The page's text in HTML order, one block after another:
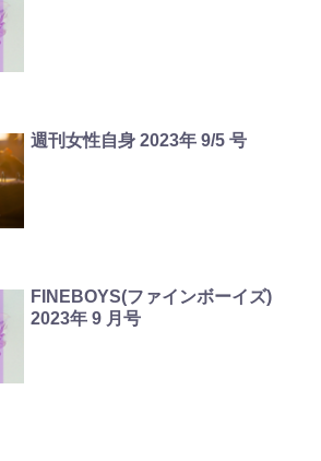
週刊女性自身 2023年 9/5 号
FINEBOYS(ファインボーイズ)
2023年 9 月号